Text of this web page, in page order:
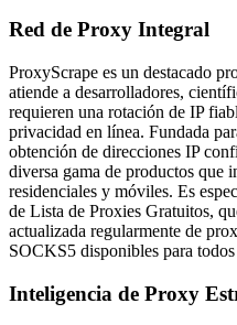
Red de Proxy Integral
ProxyScrape es un destacado
atiende a desarrolladores,
requieren una rotación de IP
privacidad en línea. Fundada
obtención de direcciones IP
diversa gama de productos que
residenciales y móviles. Es
de Lista de Proxies Gratuitos,
actualizada regularmente de
SOCKS5 disponibles para
Inteligencia de Proxy